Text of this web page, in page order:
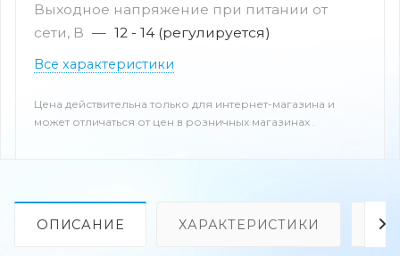
Выходное напряжение при питании от
сети, В — 12 - 14 (регулируется)
Все характеристики
Цена действительна только для интернет-магазина и
может отличаться от цен в розничных магазинах .
ОПИСАНИЕ ХАРАКТЕРИСТИКИ